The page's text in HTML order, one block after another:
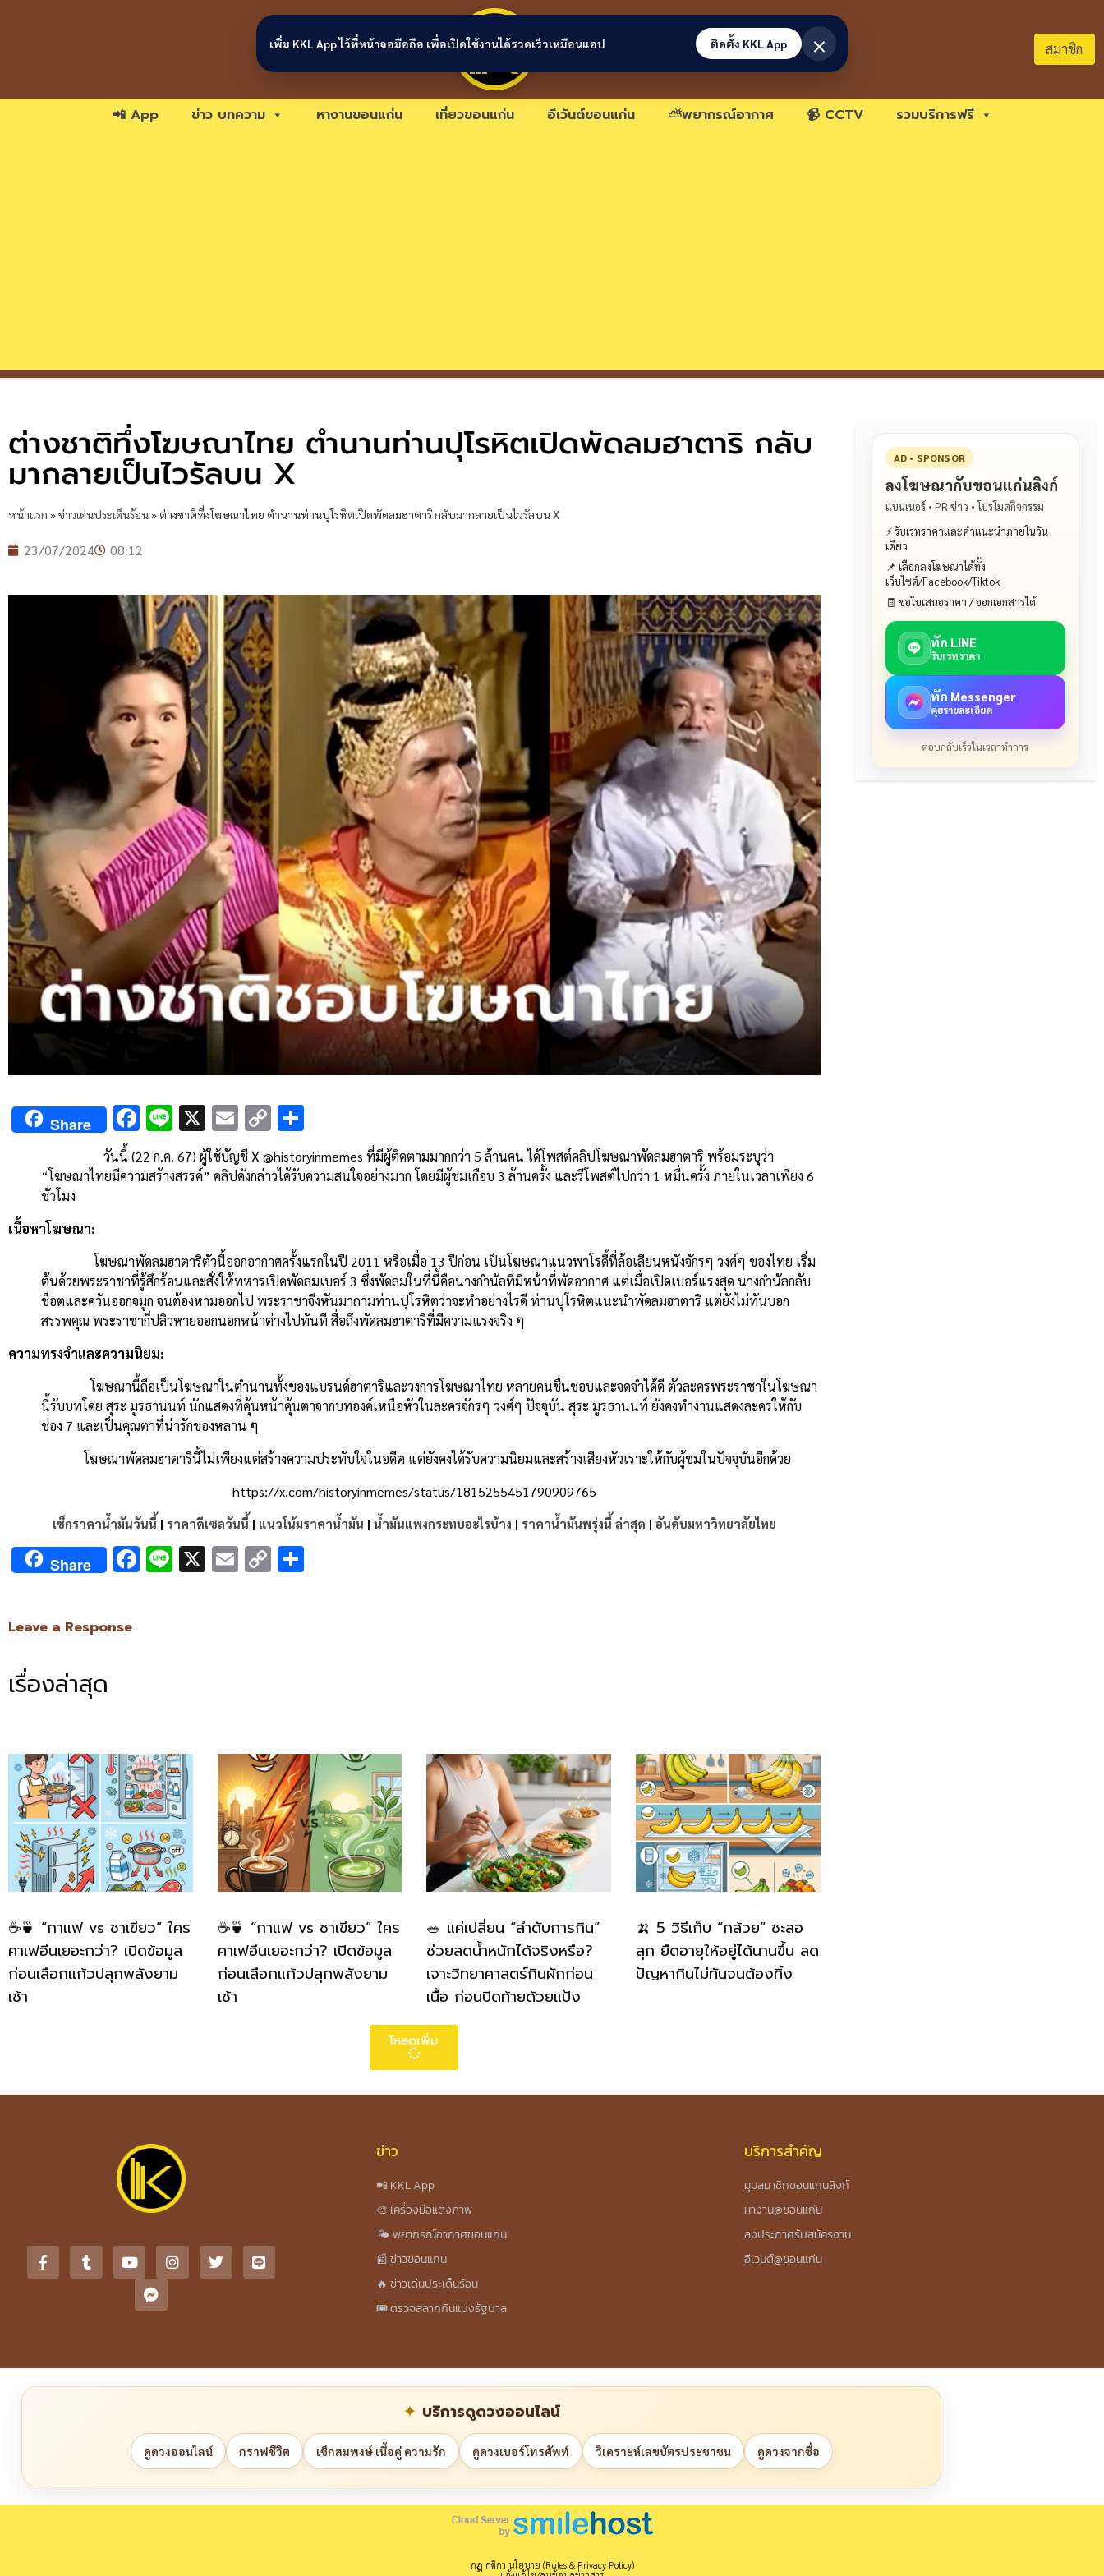
ขอนแก่นลิงก์ สมาชิก
📲 App ข่าว บทความ หางานขอนแก่น เที่ยวขอนแก่น อีเว้นต์ขอนแก่น ⛅พยากรณ์อากาศ 📹 CCTV รวมบริการฟรี
ต่างชาติทึ่งโฆษณาไทย ตำนานท่านปุโรหิตเปิดพัดลมฮาตาริ กลับ
มากลายเป็นไวรัลบน X
หน้าแรก »ข่าวเด่นประเด็นร้อน»ต่างชาติทึ่งโฆษณาไทย ตำนานท่านปุโรหิตเปิดพัดลมฮาตาริ กลับมากลายเป็นไวรัลบน X
23/07/2024 08:12
Share Facebook
Line
X Email
Copy
Link
วันนี้ (22 ก.ค. 67) ผู้ใช้บัญชี X @historyinmemes ที่มีผู้ติดตามมากกว่า 5 ล้านคน ได้โพสต์คลิปโฆษณาพัดลมฮาตาริ พร้อมระบุว่า
“โฆษณาไทยมีความสร้างสรรค์” คลิปดังกล่าวได้รับความสนใจอย่างมาก โดยมีผู้ชมเกือบ 3 ล้านครั้ง และรีโพสต์ไปกว่า 1 หมื่นครั้ง ภายในเวลาเพียง 6
ชั่วโมง
เนื้อหาโฆษณา:
โฆษณาพัดลมฮาตาริตัวนี้ออกอากาศครั้งแรกในปี 2011 หรือเมื่อ 13 ปีก่อน เป็นโฆษณาแนวพาโรดี้ที่ล้อเลียนหนังจักรๆ วงศ์ๆ ของไทย เริ่ม
ต้นด้วยพระราชาที่รู้สึกร้อนและสั่งให้ทหารเปิดพัดลมเบอร์ 3 ซึ่งพัดลมในที่นี้คือนางกำนัลที่มีหน้าที่พัดอากาศ แต่เมื่อเปิดเบอร์แรงสุด นางกำนัลกลับ
ช็อตและควันออกจมูก จนต้องหามออกไป พระราชาจึงหันมาถามท่านปุโรหิตว่าจะทำอย่างไรดี ท่านปุโรหิตแนะนำพัดลมฮาตาริ แต่ยังไม่ทันบอก
สรรพคุณ พระราชาก็ปลิวหายออกนอกหน้าต่างไปทันที สื่อถึงพัดลมฮาตาริที่มีความแรงจริง ๆ
ความทรงจำและความนิยม:
โฆษณานี้ถือเป็นโฆษณาในตำนานทั้งของแบรนด์ฮาตาริและวงการโฆษณาไทย หลายคนชื่นชอบและจดจำได้ดี ตัวละครพระราชาในโฆษณา
นี้รับบทโดย สุระ มูรธานนท์ นักแสดงที่คุ้นหน้าคุ้นตาจากบทองค์เหนือหัวในละครจักรๆ วงศ์ๆ ปัจจุบัน สุระ มูรธานนท์ ยังคงทำงานแสดงละครให้กับ
ช่อง 7 และเป็นคุณตาที่น่ารักของหลาน ๆ
โฆษณาพัดลมฮาตารินี้ไม่เพียงแต่สร้างความประทับใจในอดีต แต่ยังคงได้รับความนิยมและสร้างเสียงหัวเราะให้กับผู้ชมในปัจจุบันอีกด้วย
https://x.com/historyinmemes/status/1815255451790909765
เช็กราคาน้ำมันวันนี้ | ราคาดีเซลวันนี้ | แนวโน้มราคาน้ำมัน | น้ำมันแพงกระทบอะไรบ้าง | ราคาน้ำมันพรุ่งนี้ ล่าสุด | อันดับมหาวิทยาลัยไทย
Share Facebook
Line
X Email
Copy
Leave a Response
เรื่องล่าสุด
☕🍵 “กาแฟ vs ชาเขียว” ใคร
คาเฟอีนเยอะกว่า? เปิดข้อมูล
ก่อนเลือกแก้วปลุกพลังยาม
เช้า
☕🍵 “กาแฟ vs ชาเขียว” ใคร
คาเฟอีนเยอะกว่า? เปิดข้อมูล
ก่อนเลือกแก้วปลุกพลังยาม
เช้า
🥗 แค่เปลี่ยน “ลำดับการกิน”
ช่วยลดน้ำหนักได้จริงหรือ?
เจาะวิทยาศาสตร์กินผักก่อน
เนื้อ ก่อนปิดท้ายด้วยแป้ง
🍌 5 วิธีเก็บ “กล้วย” ชะลอ
สุก ยืดอายุให้อยู่ได้นานขึ้น ลด
ปัญหากินไม่ทันจนต้องทิ้ง
โหลดเพิ่ม
AD • SPONSOR
ลงโฆษณากับขอนแก่นลิงก์
แบนเนอร์ • PR ข่าว • โปรโมตกิจกรรม
⚡ รับเรทราคาและคำแนะนำภายในวัน
เดียว
📌 เลือกลงโฆษณาได้ทั้ง
เว็บไซต์/Facebook/Tiktok
🧾 ขอใบเสนอราคา / ออกเอกสารได้
ทัก LINE
รับเรทราคา
ทัก Messenger
คุยรายละเอียด
ตอบกลับเร็วในเวลาทำการ
ข่าว
📲 KKL App
🎨 เครื่องมือแต่งภาพ
🌤️ พยากรณ์อากาศขอนแก่น
📰 ข่าวขอนแก่น
🔥 ข่าวเด่นประเด็นร้อน
🎟️ ตรวจสลากกินแบ่งรัฐบาล
บริการสำคัญ
มุมสมาชิกขอนแก่นลิงก์
หางาน@ขอนแก่น
ลงประกาศรับสมัครงาน
อีเวนต์@ขอนแก่น
บริการดูดวงออนไลน์
ดูดวงออนไลน์ กราฟชีวิต เช็กสมพงษ์ เนื้อคู่ ความรัก ดูดวงเบอร์โทรศัพท์ วิเคราะห์เลขบัตรประชาชน ดูดวงจากชื่อ
กฎ กติกา นโยบาย (Rules & Privacy Policy)
เพิ่ม KKL App ไว้ที่หน้าจอมือถือ เพื่อเปิดใช้งานได้รวดเร็วเหมือนแอป ติดตั้ง KKL App ×